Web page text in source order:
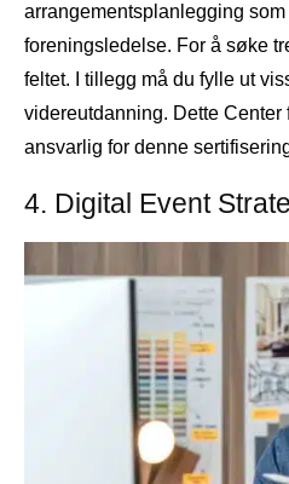
arrangementsplanlegging
foreningsledelse. For å søke
feltet. I tillegg må du fylle ut
videreutdanning. Dette
ansvarlig for denne
4. Digital Event